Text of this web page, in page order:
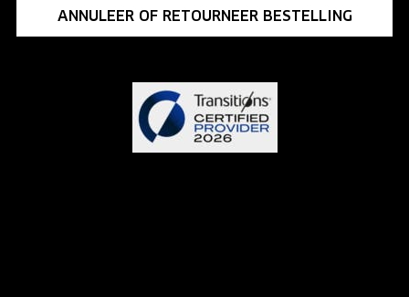
ANNULEER OF RETOURNEER BESTELLING